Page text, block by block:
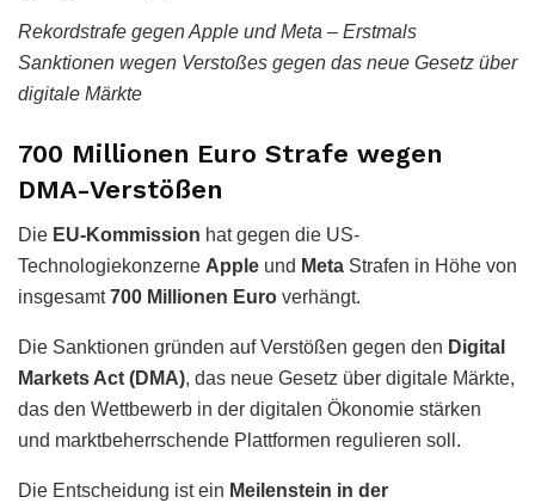
Rekordstrafe gegen Apple und Meta – Erstmals
Sanktionen wegen Verstoßes gegen das neue Gesetz über
digitale Märkte
700 Millionen Euro Strafe wegen
DMA-Verstößen
Die EU-Kommission hat gegen die US-
Technologiekonzerne Apple und Meta Strafen in Höhe von
insgesamt700 Millionen Euro verhängt.
Die Sanktionen gründen auf Verstößen gegen den Digital
Markets Act (DMA), das neue Gesetz über digitale Märkte,
das den Wettbewerb in der digitalen Ökonomie stärken
und marktbeherrschende Plattformen regulieren soll.
Die Entscheidung ist ein Meilenstein in der